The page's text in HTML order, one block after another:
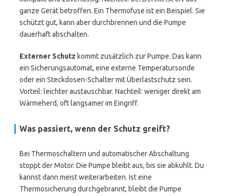
ganze Gerät betroffen. Ein Thermofuse ist ein Beispiel. Sie
schützt gut, kann aber durchbrennen und die Pumpe
dauerhaft abschalten.
Externer Schutz kommt zusätzlich zur Pumpe. Das kann
ein Sicherungsautomat, eine externe Temperatursonde
oder ein Steckdosen-Schalter mit Überlastschutz sein.
Vorteil: leichter austauschbar. Nachteil: weniger direkt am
Wärmeherd, oft langsamer im Eingriff.
Was passiert, wenn der Schutz greift?
Bei Thermoschaltern und automatischer Abschaltung
stoppt der Motor. Die Pumpe bleibt aus, bis sie abkühlt. Du
kannst dann meist weiterarbeiten. Ist eine
Thermosicherung durchgebrannt, bleibt die Pumpe